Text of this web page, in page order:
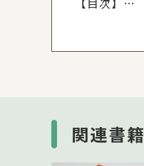
な・は行
関連書籍